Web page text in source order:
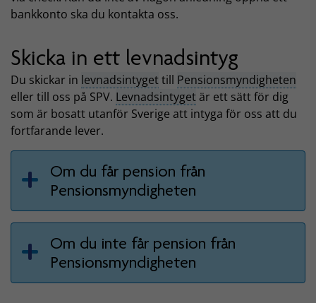
bankkonto ska du kontakta oss.
Skicka in ett levnadsintyg
Du skickar in levnadsintygettill Pensionsmyndigheten
eller till oss på SPV. Levnadsintygetär ett sätt för dig
som är bosatt utanför Sverige att intyga för oss att du
fortfarande lever.
Om du får pension från
Pensionsmyndigheten
Om du inte får pension från
Pensionsmyndigheten